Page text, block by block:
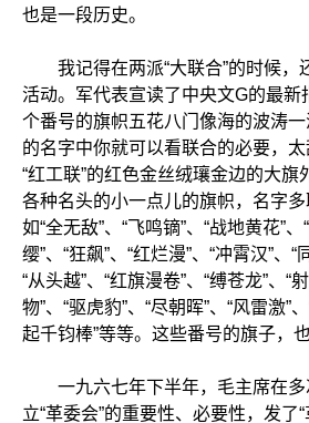
也是一段历史。
我记得在两派“大联合”的时候，
活动。军代表宣读了中央文G的最新
个番号的旗帜五花八门像海的波涛
的名字中你就可以看联合的必要，太
“红工联”的红色金丝绒瓖金边的大旗
各种名头的小一点儿的旗帜，名字多
如“全无敌”、“飞鸣镝”、“战地黄花”
缨”、“狂飙”、“红烂漫”、“冲霄汉”、“
“从头越”、“红旗漫卷”、“缚苍龙”、“
物”、“驱虎豹”、“尽朝晖”、“风雷激”
起千钧棒”等等。这些番号的旗子，
一九六七年下半年，毛主席在多
立“革委会”的重要性、必要性，发了